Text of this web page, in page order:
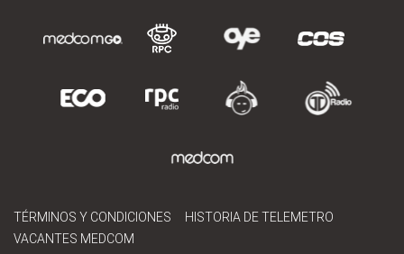
TÉRMINOS Y CONDICIONES
HISTORIA DE TELEMETRO
VACANTES MEDCOM